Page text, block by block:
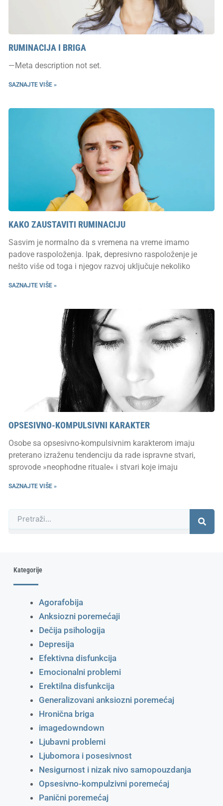
RUMINACIJA I BRIGA
—Meta description not set.
SAZNAJTE VIŠE »
KAKO ZAUSTAVITI RUMINACIJU
Sasvim je normalno da s vremena na vreme imamo
padove raspoloženja. Ipak, depresivno raspoloženje je
nešto više od toga i njegov razvoj uključuje nekoliko
SAZNAJTE VIŠE »
OPSESIVNO-KOMPULSIVNI KARAKTER
Osobe sa opsesivno-kompulsivnim karakterom imaju
preterano izraženu tendenciju da rade ispravne stvari,
sprovode »neophodne rituale« i stvari koje imaju
SAZNAJTE VIŠE »
Kategorije
Agorafobija
Anksiozni poremećaji
Dečija psihologija
Depresija
Efektivna disfunkcija
Emocionalni problemi
Erektilna disfunkcija
Generalizovani anksiozni poremećaj
Hronična briga
imagedowndown
Ljubavni problemi
Ljubomora i posesivnost
Nesigurnost i nizak nivo samopouzdanja
Opsesivno-kompulzivni poremećaj
Panični poremećaj